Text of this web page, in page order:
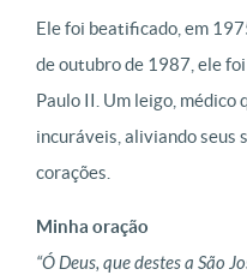
Ele foi beatificado, em
de outubro de 1987, ele
Paulo II. Um leigo, médico
incuráveis, aliviando seus
corações.
Minha oração
“Ó Deus, que destes a São